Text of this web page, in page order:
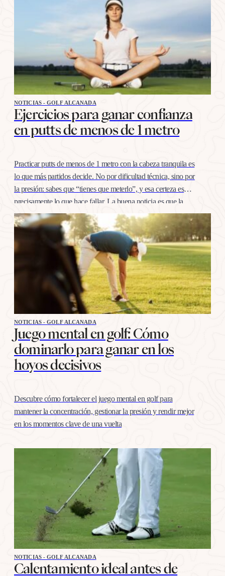
NOTICIAS - GOLF ALCANADA
Ejercicios para ganar confianza
en putts de menos de 1 metro
Practicar putts de menos de 1 metro con la cabeza tranquila es
lo que más partidos decide. No por dificultad técnica, sino por
la presión: sabes que “tienes que meterlo”, y esa certeza es
precisamente lo que hace fallar. La buena noticia es que la
confianza en esta distancia se entrena igual que cualquier
otro…
NOTICIAS - GOLF ALCANADA
Juego mental en golf: Cómo
dominarlo para ganar en los
hoyos decisivos
Descubre cómo fortalecer el juego mental en golf para
mantener la concentración, gestionar la presión y rendir mejor
en los momentos clave de una vuelta
NOTICIAS - GOLF ALCANADA
Calentamiento ideal antes de